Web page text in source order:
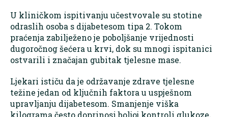
U kliničkom ispitivanju učestvovale su stotine
odraslih osoba s dijabetesom tipa 2. Tokom
praćenja zabilježeno je poboljšanje vrijednosti
dugoročnog šećera u krvi, dok su mnogi ispitanici
ostvarili i značajan gubitak tjelesne mase.
Ljekari ističu da je održavanje zdrave tjelesne
težine jedan od ključnih faktora u uspješnom
upravljanju dijabetesom. Smanjenje viška